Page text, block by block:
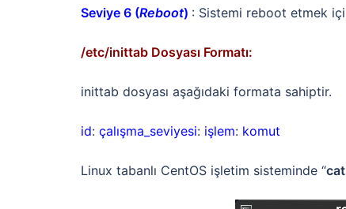
Seviye 6 (Reboot) : Sistemi reboot etmek
/etc/inittab Dosyası Formatı:
inittab dosyası aşağıdaki formata sahiptir.
id: çalışma_seviyesi: işlem: komut
Linux tabanlı CentOS işletim sisteminde “